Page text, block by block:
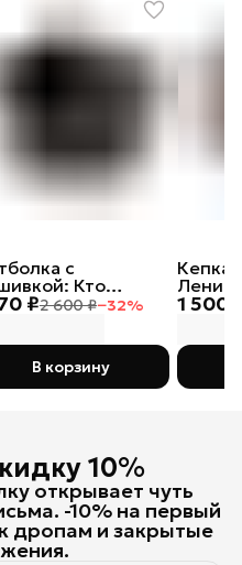
₽2 600 ₽−32%
с
Кто
зло в сердце
В корзину
1 500
Кепка
10%
открывает чуть
-10% на первый
дропам и закрытые